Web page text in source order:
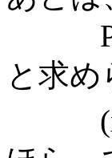
と求
(x-